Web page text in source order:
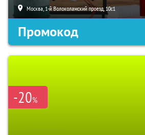
Москва, 1-й Волоколамский проезд, 10с1
Промокод
-20%